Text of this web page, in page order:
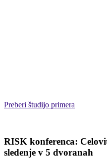
Preberi študijo primera
RISK konferenca:
sledenje v 5 dvoranah